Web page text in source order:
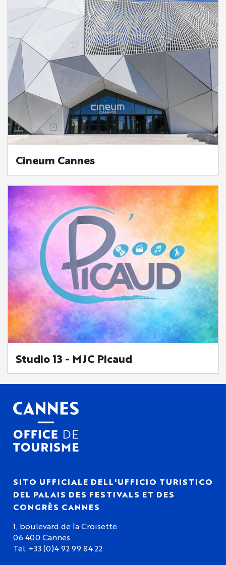
Cineum Cannes
Studio 13 - MJC Picaud
SITO UFFICIALE DELL'UFFICIO TURISTICO
DEL PALAIS DES FESTIVALS ET DES
CONGRÈS CANNES
1, boulevard de la Croisette
06 400 Cannes
Tel. +33 (0)4 92 99 84 22